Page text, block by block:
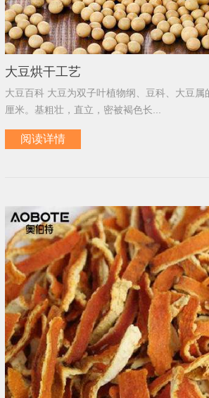
大豆烘干工艺
大豆百科 大豆为双子叶植物纲、豆科、大豆
厘米。基粗壮，直立，密被褐色长...
阅读详情